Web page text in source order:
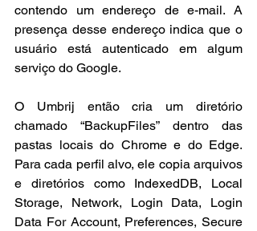
contendo um endereço de e-mail. A
presença desse endereço indica que o
usuário está autenticado em algum
serviço do Google.
O Umbrij então cria um diretório
chamado “BackupFiles” dentro das
pastas locais do Chrome e do Edge.
Para cada perfil alvo, ele copia arquivos
e diretórios como IndexedDB, Local
Storage, Network, Login Data, Login
Data For Account, Preferences, Secure